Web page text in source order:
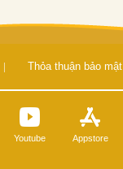
| Thỏa thuận bảo mật
Youtube Appstore